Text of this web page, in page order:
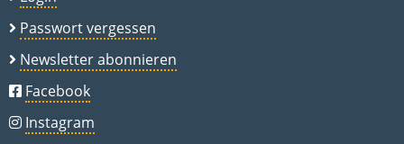
Passwort vergessen
Newsletter abonnieren
Facebook
Instagram